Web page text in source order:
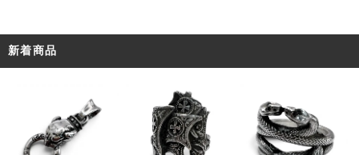
新着商品